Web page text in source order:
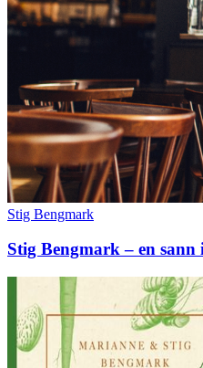
Stig Bengmark
Stig Bengmark – en